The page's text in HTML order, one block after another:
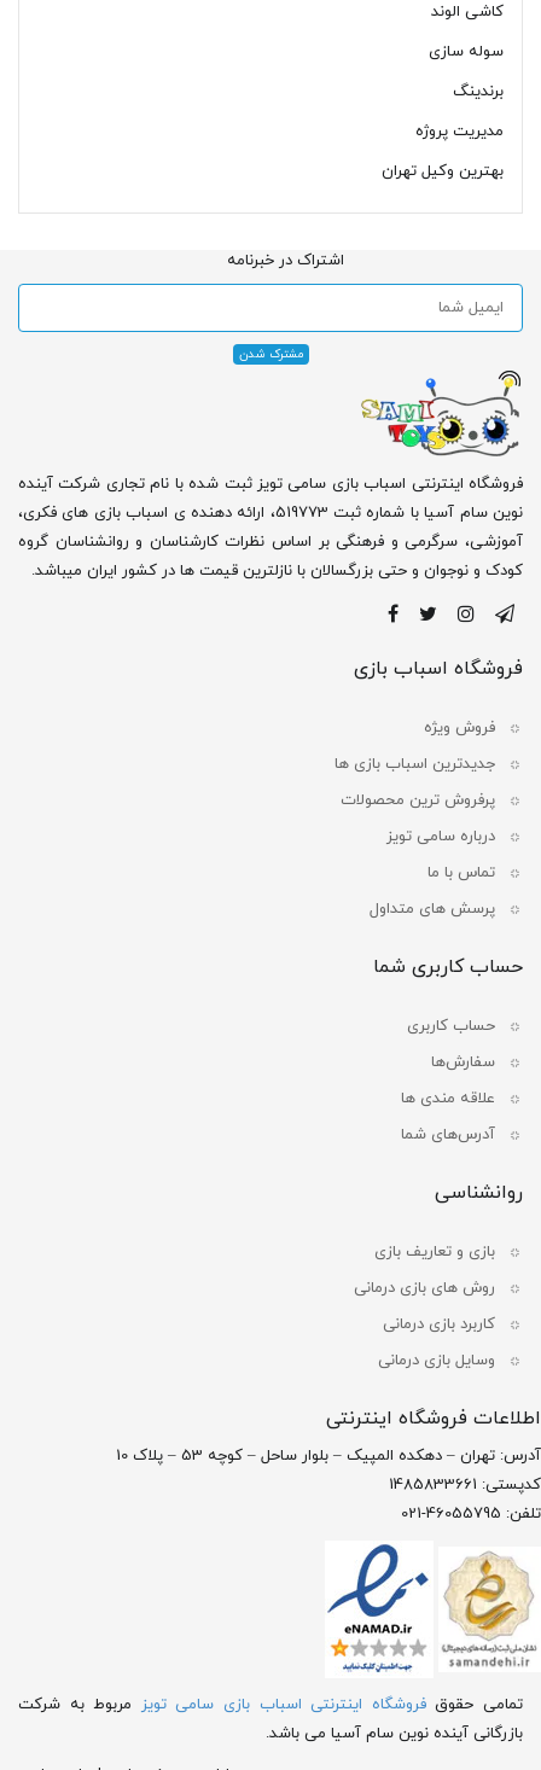
کاشی الوند
سوله سازی
برندینگ
مدیریت پروژه
بهترین وکیل تهران
اشتراک در خبرنامه
فروشگاه اینترنتی اسباب بازی سامی تویز ثبت شده با نام تجاری شرکت آینده
نوین سام آسیا با شماره ثبت 519773، ارائه دهنده ی اسباب بازی های فکری،
آموزشی، سرگرمی و فرهنگی بر اساس نظرات کارشناسان و روانشناسان گروه
کودک و نوجوان و حتی بزرگسالان با نازلترین قیمت ها در کشور ایران میباشد.
فروشگاه اسباب بازی
فروش ویژه
جدیدترین اسباب بازی ها
پرفروش ترین محصولات
درباره سامی تویز
تماس با ما
پرسش های متداول
حساب کاربری شما
حساب کاربری
سفارش‌ها
علاقه مندی ها
آدرس‌های شما
روانشناسی
بازی و تعاریف بازی
روش های بازی درمانی
کاربرد بازی درمانی
وسایل بازی درمانی
اطلاعات فروشگاه اینترنتی
آدرس: تهران – دهکده المپیک – بلوار ساحل – کوچه 53 – پلاک 10
کدپستی: 1485833661
تلفن: 46055795-021
تمامی حقوقفروشگاه اینترنتی اسباب بازی سامی تویز
مربوط به شرکت
بازرگانی آینده نوین سام آسیا می باشد.